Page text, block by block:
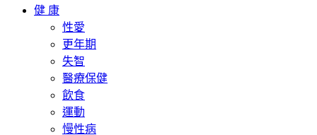
健 康
性愛
更年期
失智
醫療保健
飲食
運動
慢性病